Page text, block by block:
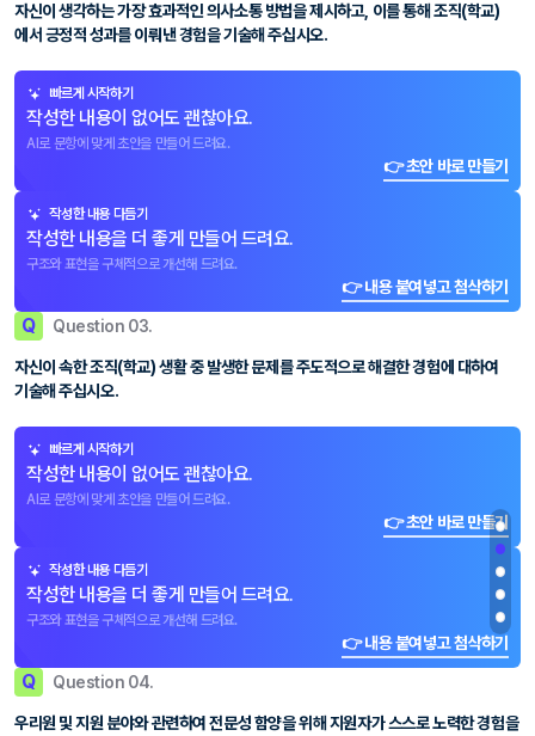
자신이 생각하는 가장 효과적인 의사소통 방법을 제시하고, 이를 통해 조직(학교)
에서 긍정적 성과를 이뤄낸 경험을 기술해 주십시오.
빠르게 시작하기
작성한 내용이 없어도 괜찮아요.
AI로 문항에 맞게 초안을 만들어 드려요.
👉 초안 바로 만들기
작성한 내용 다듬기
작성한 내용을 더 좋게 만들어 드려요.
구조와 표현을 구체적으로 개선해 드려요.
👉 내용 붙여넣고 첨삭하기
Q Question 03.
자신이 속한 조직(학교) 생활 중 발생한 문제를 주도적으로 해결한 경험에 대하여
기술해 주십시오.
빠르게 시작하기
작성한 내용이 없어도 괜찮아요.
AI로 문항에 맞게 초안을 만들어 드려요.
👉 초안 바로 만들기
작성한 내용 다듬기
작성한 내용을 더 좋게 만들어 드려요.
구조와 표현을 구체적으로 개선해 드려요.
👉 내용 붙여넣고 첨삭하기
Q Question 04.
우리원 및 지원 분야와 관련하여 전문성 함양을 위해 지원자가 스스로 노력한 경험을